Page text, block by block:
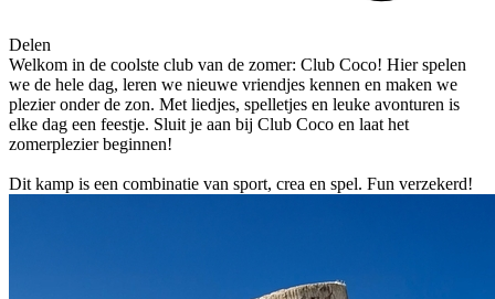
Delen
Welkom in de coolste club van de zomer: Club Coco! Hier spelen
we de hele dag, leren we nieuwe vriendjes kennen en maken we
plezier onder de zon. Met liedjes, spelletjes en leuke avonturen is
elke dag een feestje. Sluit je aan bij Club Coco en laat het
zomerplezier beginnen!
Dit kamp is een combinatie van sport, crea en spel. Fun verzekerd!